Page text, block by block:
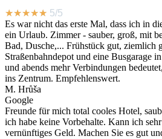
★★★★★ 5/5
Es war nicht das erste Mal, dass ich in
ein Urlaub. Zimmer - sauber, groß, mit
Bad, Dusche,... Frühstück gut, ziemlich
Straßenbahndepot und eine Busgarage
und abends mehr Verbindungen
ins Zentrum. Empfehlenswert.
M. Hrůša
Google
Freunde für mich total cooles Hotel,
ich habe keine Vorbehalte. Kann ich
vernünftiges Geld. Machen Sie es gut